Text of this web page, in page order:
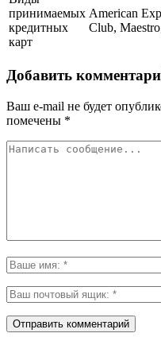
принимаемых
кредитных
карт
American
Club,
Добавить
Ваш e-mail не будет
помечены *